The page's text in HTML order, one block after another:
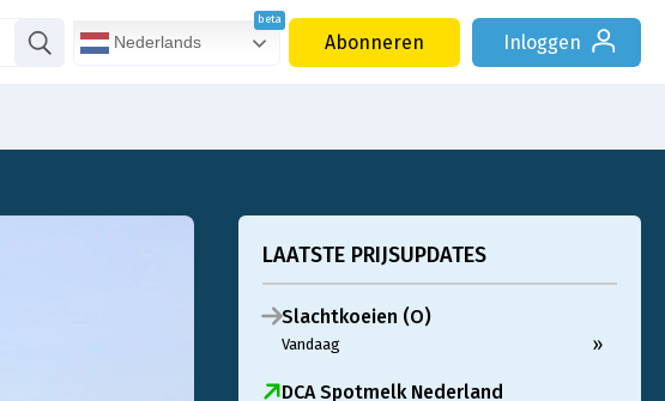
Nederlands Abonneren Inloggen
LAATSTE PRIJSUPDATES
Slachtkoeien (O)
Vandaag »
DCA Spotmelk Nederland